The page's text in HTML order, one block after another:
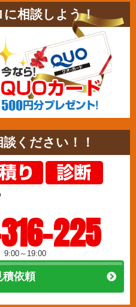
に相談しよう！
ください！！
225
9:00～19:00
積依頼